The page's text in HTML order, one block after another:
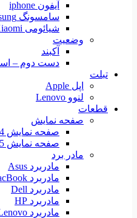
آیفون iphone
سامسونگ Samsung
شیائومی Xiaomi
وضعیت
آکبند
دست دوم –
تبلت
اپل Apple
لنوو Lenovo
قطعات
صفحه نمایش
صفحه نمایش 14 اینچ
صفحه نمایش 15 اینج
مادر برد
مادربرد Asus
مادربرد MacBook
مادربرد Dell
مادربرد HP
مادربرد Lenovo